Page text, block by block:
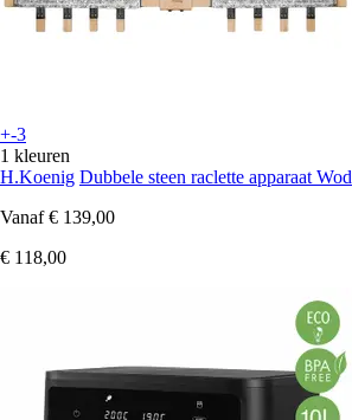
+-3
1 kleuren
H.Koenig Dubbele steen raclette apparaat Wod
Vanaf € 139,00
€ 118,00